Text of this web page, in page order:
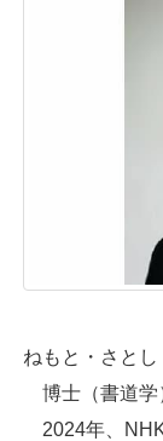
ねもと・さとし
博士（書道学
2024年、